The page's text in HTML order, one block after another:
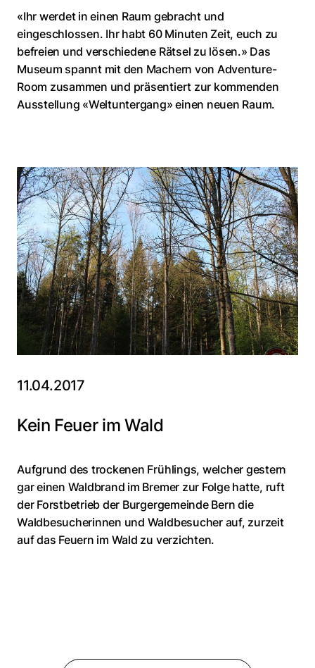
«Ihr werdet in einen Raum gebracht und
eingeschlossen. Ihr habt 60 Minuten Zeit, euch zu
befreien und verschiedene Rätsel zu lösen.» Das
Museum spannt mit den Machern von Adventure-
Room zusammen und präsentiert zur kommenden
Ausstellung «Weltuntergang» einen neuen Raum.
11.04.2017
Kein Feuer im Wald
Aufgrund des trockenen Frühlings, welcher gestern
gar einen Waldbrand im Bremer zur Folge hatte, ruft
der Forstbetrieb der Burgergemeinde Bern die
Waldbesucherinnen und Waldbesucher auf, zurzeit
auf das Feuern im Wald zu verzichten.